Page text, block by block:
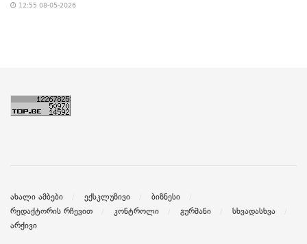
12:55 08-05-2026
ახალი ამბები ექსკლუზივი
ბიზნესი
რედაქტორის რჩევით
კონტროლი გურმანი
სხვადასხვა
არქივი